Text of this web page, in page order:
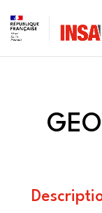
to
content